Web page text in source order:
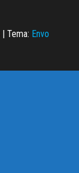
| Tema: Envo